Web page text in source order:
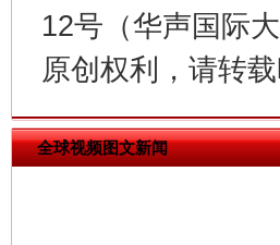
12号（华声国际
原创权利，请转
全球视频图文新闻
在谋一域中谋全局